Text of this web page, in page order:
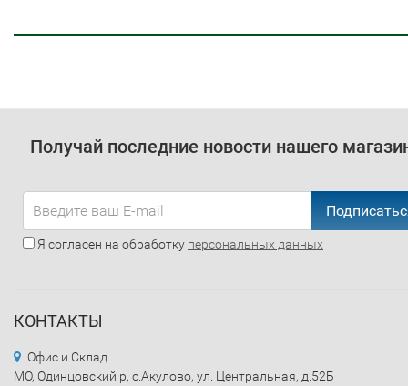
Получай последние новости нашего
Я согласен на обработку персональных данных
КОНТАКТЫ
Офис и Склад
МО, Одинцовский р, с.Акулово, ул. Центральная, д.52Б